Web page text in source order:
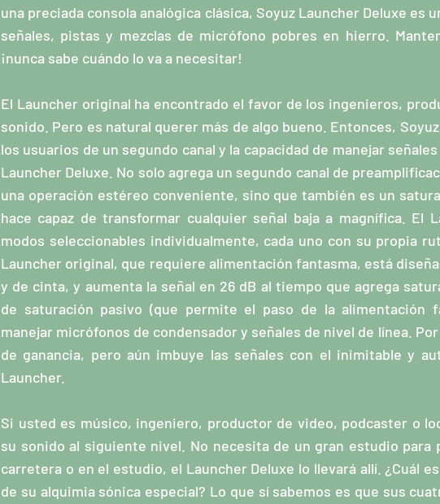
una preciada consola analógica clásica, Soyuz Launcher Deluxe es
señales, pistas y mezclas de micrófono pobres en hierro.
¡nunca sabe cuándo lo va a necesitar!
El Launcher original ha encontrado el favor de los ingenieros,
sonido. Pero es natural querer más de algo bueno. Entonces,
los usuarios de un segundo canal y la capacidad de manejar
Launcher Deluxe. No solo agrega un segundo canal de
una operación estéreo conveniente, sino que también es un
hace capaz de transformar cualquier señal baja a magnífica. El
modos seleccionables individualmente, cada uno con su propia
Launcher original, que requiere alimentación fantasma, está
y de cinta, y aumenta la señal en 26 dB al tiempo que agrega
de saturación pasivo (que permite el paso de la alimentación
manejar micrófonos de condensador y señales de nivel de línea.
de ganancia, pero aún imbuye las señales con el inimitable y
Launcher.
Si usted es músico, ingeniero, productor de video, podcaster o
su sonido al siguiente nivel. No necesita de un gran estudio para
carretera o en el estudio, el Launcher Deluxe lo llevará allí. ¿Cuál
de su alquimia sónica especial? Lo que sí sabemos es que sus